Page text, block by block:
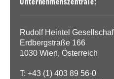
Unternehmenszentrale:
Rudolf Heintel
Erdbergstraße 166
1030 Wien, Österreich
T: +43 (1) 403 89 56-0